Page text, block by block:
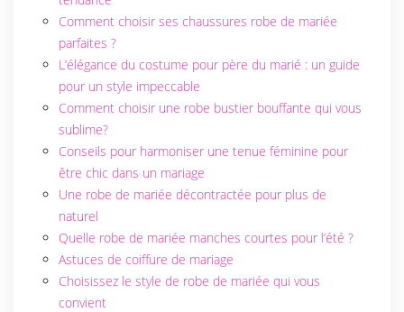
Comment choisir ses chaussures robe de mariée
parfaites ?
L’élégance du costume pour père du marié : un guide
pour un style impeccable
Comment choisir une robe bustier bouffante qui vous
sublime?
Conseils pour harmoniser une tenue féminine pour
être chic dans un mariage
Une robe de mariée décontractée pour plus de
naturel
Quelle robe de mariée manches courtes pour l’été ?
Astuces de coiffure de mariage
Choisissez le style de robe de mariée qui vous
convient